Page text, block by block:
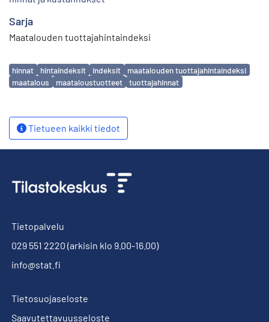
Sarja
Maatalouden tuottajahintaindeksi
Avainsanat
hinnat hintaindeksit indeksit
maatalouden tuottajahintaindeksi
maatalous
maataloustuotteet tuottajahinnat
Tietueen kaikki tiedot
Tietopalvelu
029 551 2220 (arkisin klo 9.00-16.00)
info@stat.fi
Tietosuojaseloste
Saavutettavuusseloste